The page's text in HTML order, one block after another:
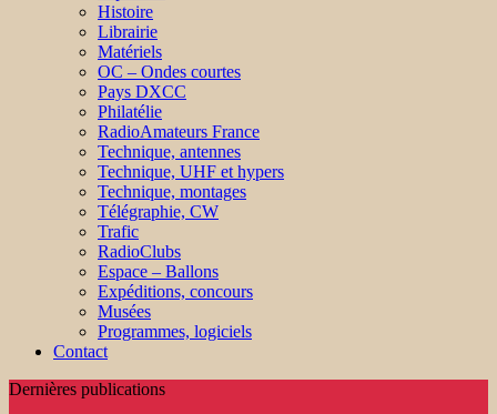
Histoire
Librairie
Matériels
OC – Ondes courtes
Pays DXCC
Philatélie
RadioAmateurs France
Technique, antennes
Technique, UHF et hypers
Technique, montages
Télégraphie, CW
Trafic
RadioClubs
Espace – Ballons
Expéditions, concours
Musées
Programmes, logiciels
Contact
Dernières publications